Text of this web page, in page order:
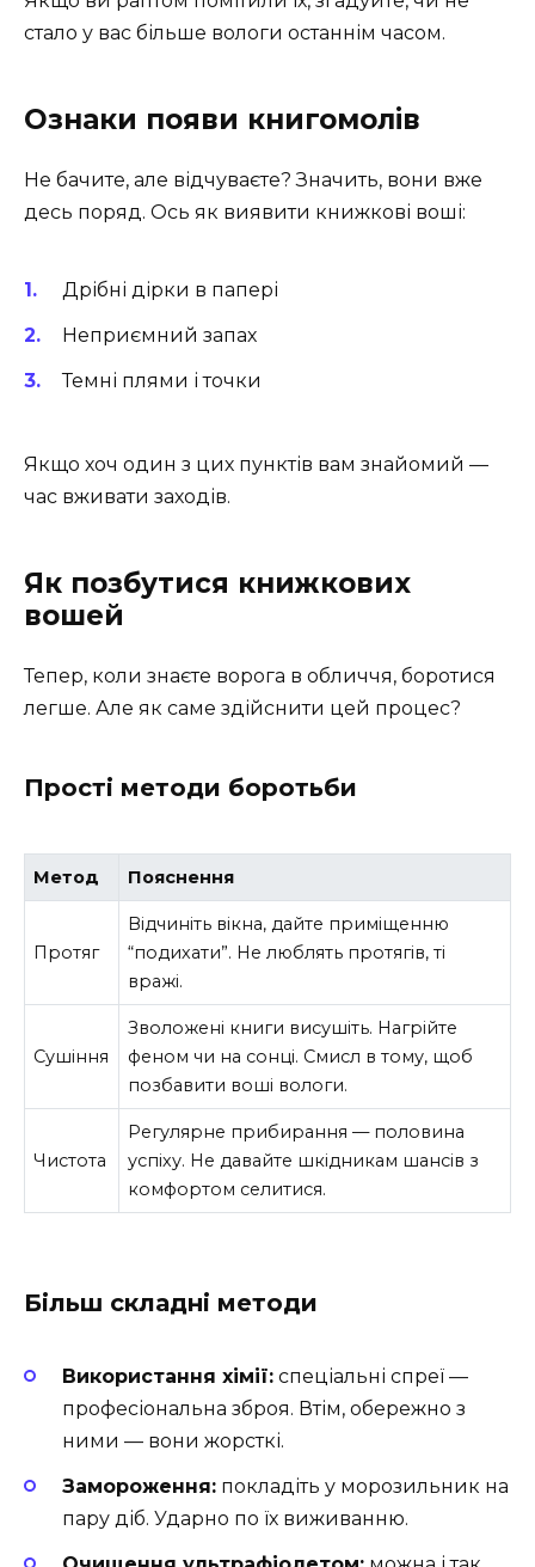
стало у вас більше вологи останнім часом.
Ознаки появи книгомолів
Не бачите, але відчуваєте? Значить, вони вже
десь поряд. Ось як виявити книжкові воші:
Дрібні дірки в папері
Неприємний запах
Темні плями і точки
Якщо хоч один з цих пунктів вам знайомий —
час вживати заходів.
Як позбутися книжкових
вошей
Тепер, коли знаєте ворога в обличчя, боротися
легше. Але як саме здійснити цей процес?
Прості методи боротьби
Метод Пояснення
Протяг
Відчиніть вікна, дайте приміщенню
“подихати”. Не люблять протягів, ті
вражі.
Сушіння
Зволожені книги висушіть. Нагрійте
феном чи на сонці. Смисл в тому, щоб
позбавити воші вологи.
Чистота
Регулярне прибирання — половина
успіху. Не давайте шкідникам шансів з
комфортом селитися.
Більш складні методи
Використання хімії: спеціальні спреї —
професіональна зброя. Втім, обережно з
ними — вони жорсткі.
Замороження: покладіть у морозильник на
пару діб. Ударно по їх виживанню.